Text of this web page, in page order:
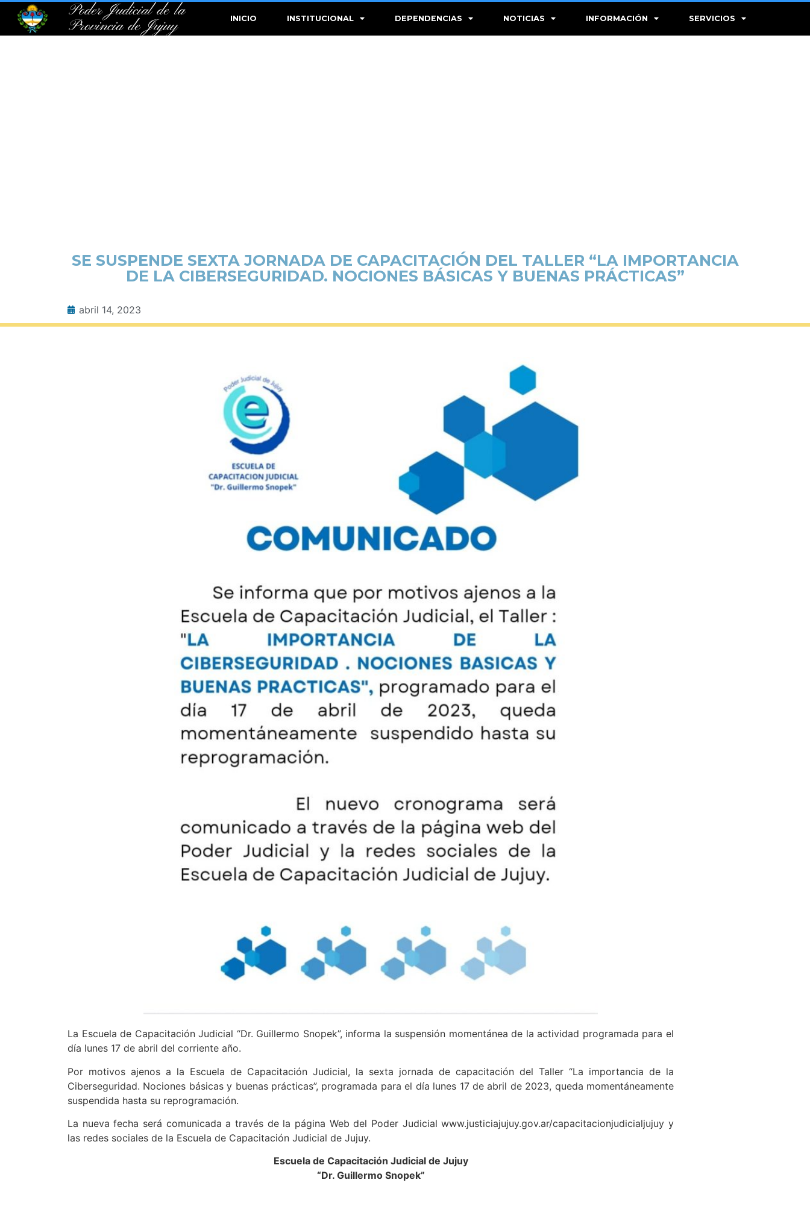
Poder Judicial de la
Provincia de Jujuy
INICIO INSTITUCIONAL DEPENDENCIAS NOTICIAS INFORMACIÓN SERVICIOS
SE SUSPENDE SEXTA JORNADA DE CAPACITACIÓN DEL TALLER “LA IMPORTANCIA
DE LA CIBERSEGURIDAD. NOCIONES BÁSICAS Y BUENAS PRÁCTICAS”
abril 14, 2023
La Escuela de Capacitación Judicial “Dr. Guillermo Snopek”, informa la suspensión momentánea de la actividad programada para el
día lunes 17 de abril del corriente año.
Por motivos ajenos a la Escuela de Capacitación Judicial, la sexta jornada de capacitación del Taller “La importancia de la
Ciberseguridad. Nociones básicas y buenas prácticas”, programada para el día lunes 17 de abril de 2023, queda momentáneamente
suspendida hasta su reprogramación.
La nueva fecha será comunicada a través de la página Web del Poder Judicial www.justiciajujuy.gov.ar/capacitacionjudicialjujuy y
las redes sociales de la Escuela de Capacitación Judicial de Jujuy.
Escuela de Capacitación Judicial de Jujuy
“Dr. Guillermo Snopek”